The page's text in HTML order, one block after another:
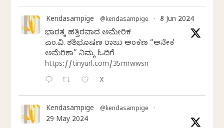
Kendasampige @kendasampige · 8 Jun 2024
ಭಾರತಕ್ಕೆ ಹತ್ತಿರವಾದ ಅಮೇರಿಕ
ಎಂ.ವಿ. ಶಶಿಭೂಷಣ ರಾಜು ಅಂಕಣ “ಅನೇಕ
ಅಮೆರಿಕಾ” ನಿಮ್ಮ ಓದಿಗೆ
https://tinyurl.com/35mrwwsn
X
Kendasampige @kendasampige ·
29 May 2024